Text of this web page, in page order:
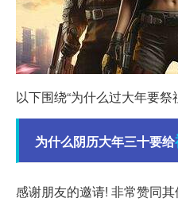
以下围绕“为什么过大年要祭
为什么阴历大年三十要给
感谢朋友的邀请! 非常赞同